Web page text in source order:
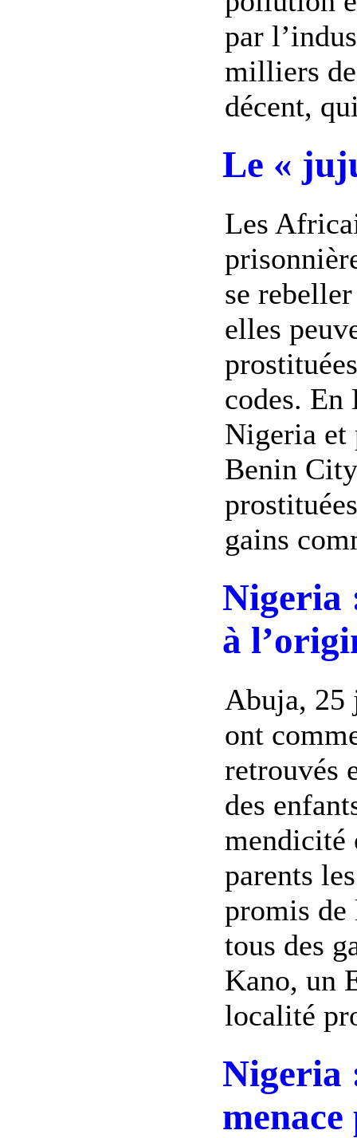
par
milliers
décent,
Le «
Les
se
elles
codes.
Nigeria et
Benin
gains
Nigeria
à
Abuja, 25
ont
retrouvés
des
mendicité
parents
promis de
tous des
Kano, un
localité
Nigeria